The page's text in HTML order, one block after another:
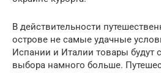
В действительности
острове не самые удачные
Испании и Италии товары будут
выбора намного больше.